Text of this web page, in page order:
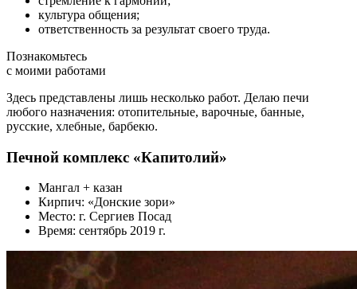
культура общения;
ответственность за результат своего труда.
Познакомьтесь
с моими работами
Здесь представлены лишь несколько работ. Делаю печи
любого назначения: отопительные, варочные, банные,
русские, хлебные, барбекю.
Печной комплекс «Капитолий»
Мангал + казан
Кирпич: «Донские зори»
Место: г. Сергиев Посад
Время: сентябрь 2019 г.